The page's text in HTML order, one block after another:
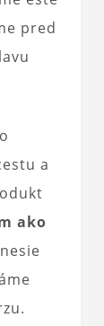
pred
a
ako